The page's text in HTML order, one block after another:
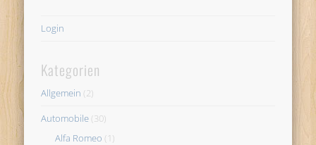
Login
Kategorien
Allgemein (2)
Automobile (30)
Alfa Romeo (1)